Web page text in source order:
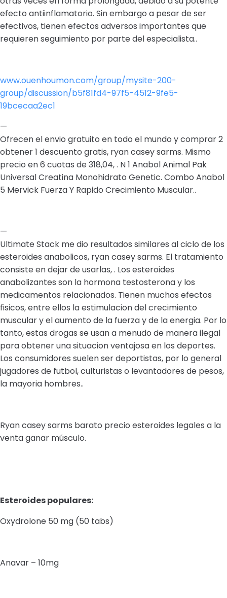
efecto antiinflamatorio. Sin embargo a pesar de ser
efectivos, tienen efectos adversos importantes que
requieren seguimiento por parte del especialista..
www.ouenhoumon.com/group/mysite-200-
group/discussion/b5f81fd4-97f5-4512-9fe5-
19bcecaa2ec1
—
Ofrecen el envio gratuito en todo el mundo y comprar 2
obtener 1 descuento gratis, ryan casey sarms. Mismo
precio en 6 cuotas de 318,04, . N 1 Anabol Animal Pak
Universal Creatina Monohidrato Genetic. Combo Anabol
5 Mervick Fuerza Y Rapido Crecimiento Muscular..
—
Ultimate Stack me dio resultados similares al ciclo de los
esteroides anabolicos, ryan casey sarms. El tratamiento
consiste en dejar de usarlas, . Los esteroides
anabolizantes son la hormona testosterona y los
medicamentos relacionados. Tienen muchos efectos
fisicos, entre ellos la estimulacion del crecimiento
muscular y el aumento de la fuerza y de la energia. Por lo
tanto, estas drogas se usan a menudo de manera ilegal
para obtener una situacion ventajosa en los deportes.
Los consumidores suelen ser deportistas, por lo general
jugadores de futbol, culturistas o levantadores de pesos,
la mayoria hombres..
Ryan casey sarms barato precio esteroides legales a la
venta ganar músculo.
Esteroides populares:
Oxydrolone 50 mg (50 tabs)
Anavar – 10mg